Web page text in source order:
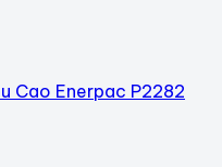
Cao Enerpac P2282